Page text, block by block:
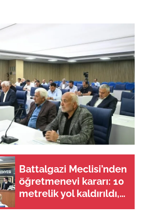
Battalgazi Meclisi’nden
öğretmenevi kararı: 10
metrelik yol kaldırıldı,